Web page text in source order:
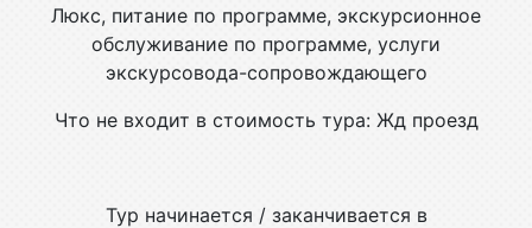
Люкс, питание по программе, экскурсионное
обслуживание по программе, услуги
экскурсовода-сопровождающего
Что не входит в стоимость тура: Жд проезд
Тур начинается / заканчивается в